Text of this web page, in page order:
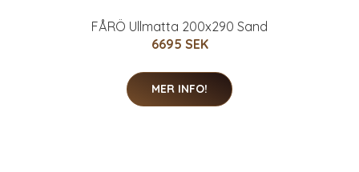
FÅRÖ Ullmatta 200x290 Sand
6695 SEK
MER INFO!